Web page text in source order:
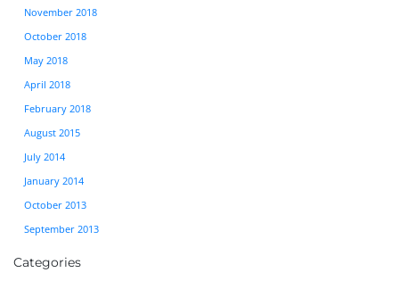
November 2018
October 2018
May 2018
April 2018
February 2018
August 2015
July 2014
January 2014
October 2013
September 2013
Categories